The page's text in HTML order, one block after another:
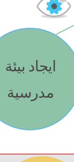
متميزة